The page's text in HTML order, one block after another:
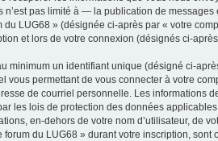
pas limité à — la publication de messages
du LUG68 » (désignée ci-après par « votre
et lors de votre connexion (désignés ci-
minimum un identifiant unique (désigné ci-
vous permettant de vous connecter à votre
de courriel personnelle. Les informations
les lois de protection des données
en-dehors de votre nom d’utilisateur, de
du LUG68 » durant votre inscription, sont